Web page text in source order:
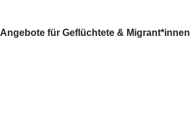
Angebote für Geflüchtete & Migrant*innen